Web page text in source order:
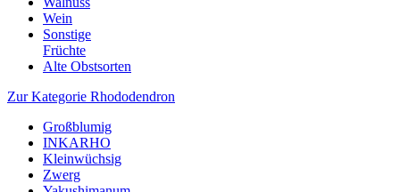
Wein
Sonstige
Früchte
Alte Obstsorten
Zur Kategorie Rhododendron
Großblumig
INKARHO
Kleinwüchsig
Zwerg